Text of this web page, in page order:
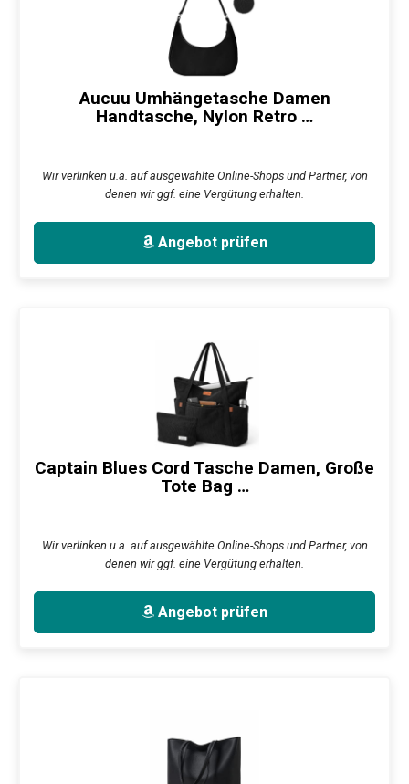
Aucuu Umhängetasche Damen
Handtasche, Nylon Retro …
Wir verlinken u.a. auf ausgewählte Online-Shops und Partner, von
denen wir ggf. eine Vergütung erhalten.
Angebot prüfen
Captain Blues Cord Tasche Damen, Große
Tote Bag …
Wir verlinken u.a. auf ausgewählte Online-Shops und Partner, von
denen wir ggf. eine Vergütung erhalten.
Angebot prüfen